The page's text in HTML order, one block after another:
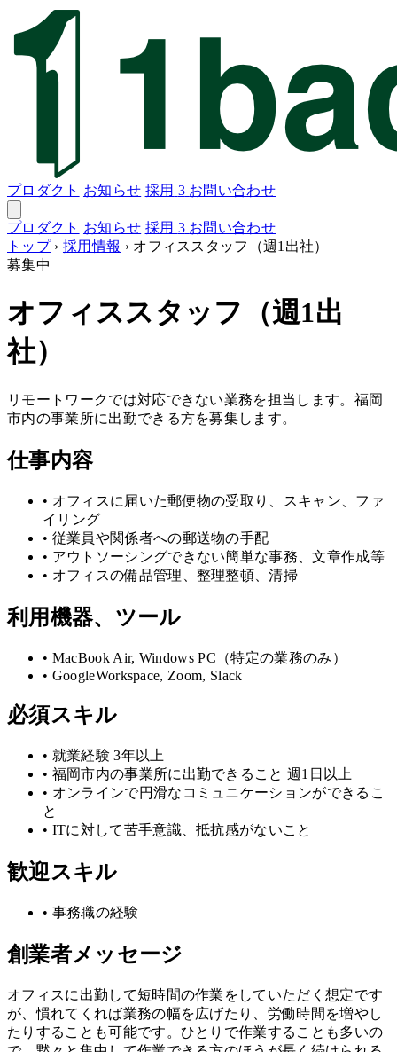
プロダクト お知らせ 採用 3 お問い合わせ
プロダクト お知らせ 採用 3 お問い合わせ
トップ › 採用情報 › オフィススタッフ（週1出社）
募集中
オフィススタッフ（週1出
社）
リモートワークでは対応できない業務を担当します。福岡
市内の事業所に出勤できる方を募集します。
仕事内容
• オフィスに届いた郵便物の受取り、スキャン、ファ
イリング
• 従業員や関係者への郵送物の手配
• アウトソーシングできない簡単な事務、文章作成等
• オフィスの備品管理、整理整頓、清掃
利用機器、ツール
• MacBook Air, Windows PC（特定の業務のみ）
• GoogleWorkspace, Zoom, Slack
必須スキル
• 就業経験 3年以上
• 福岡市内の事業所に出勤できること 週1日以上
• オンラインで円滑なコミュニケーションができるこ
と
• ITに対して苦手意識、抵抗感がないこと
歓迎スキル
• 事務職の経験
創業者メッセージ
オフィスに出勤して短時間の作業をしていただく想定です
が、慣れてくれば業務の幅を広げたり、労働時間を増やし
たりすることも可能です。ひとりで作業することも多いの